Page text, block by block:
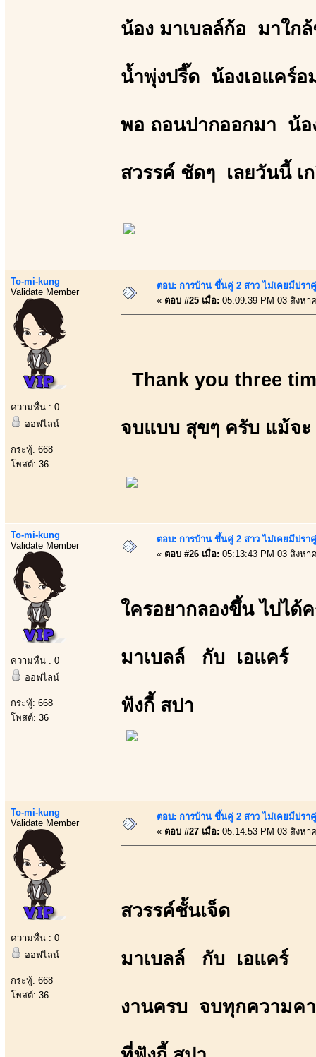
น้อง มาเบลล์ก้อ มาใก
น้ำพุ่งปรี๊ด น้องเอแคร์อ
พอ ถอนปากออกมา น้อ
สวรรค์ ชัดๆ เลยวันนี้
To-mi-kung
Validate Member
ความหื่น : 0
ออฟไลน์
กระทู้: 668
โพสต์: 36
ตอบ: การบ้าน ขึ้นคู่ 2 สาว ไม่เคยมีปร
« ตอบ #25 เมื่อ: 05:09:39 PM 03 สิงหา
Thank you three
จบแบบ สุขๆ ครับ แม้จ
To-mi-kung
Validate Member
ความหื่น : 0
ออฟไลน์
กระทู้: 668
โพสต์: 36
ตอบ: การบ้าน ขึ้นคู่ 2 สาว ไม่เคยมีปร
« ตอบ #26 เมื่อ: 05:13:43 PM 03 สิงหา
ใครอยากลองขึ้น ไปได้
มาเบลล์ กับ เอแคร์
ฟังกี้ สปา
To-mi-kung
Validate Member
ความหื่น : 0
ออฟไลน์
กระทู้: 668
โพสต์: 36
ตอบ: การบ้าน ขึ้นคู่ 2 สาว ไม่เคยมีปร
« ตอบ #27 เมื่อ: 05:14:53 PM 03 สิงหา
สวรรค์ชั้นเจ็ด
มาเบลล์ กับ เอแคร์
งานครบ จบทุกความค